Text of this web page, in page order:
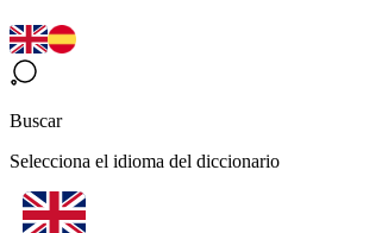
Buscar
Selecciona el idioma del diccionario